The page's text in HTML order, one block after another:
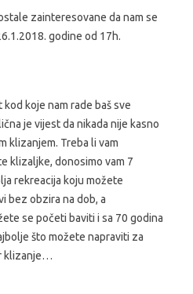
zainteresovane da nam se
godine od 17h.
koje nam rade baš sve
je vijest da nikada nije kasno
klizanjem. Treba li vam
klizaljke, donosimo vam 7
rekreacija koju možete
bez obzira na dob, a
se početi baviti i sa 70 godina
što možete napraviti za
klizanje…